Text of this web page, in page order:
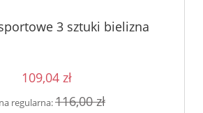
3 sztuki bielizna
109,04 zł
regularna:116,00 zł